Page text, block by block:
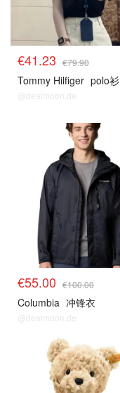
€41.23 €79.90
Tommy Hilfiger polo衫
@dealmoon.de
€55.00 €100.00
Columbia 冲锋衣
@dealmoon.de